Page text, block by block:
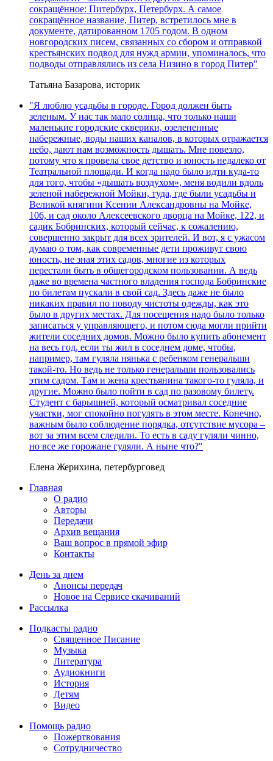
сокращённое: Питербурх, Петербурх. А самое
сокращённое название, Питер, встретилось мне в
документе, датированном 1705 годом. В одном
новгородских писем, связанных со сбором и отправкой
крестьянских подвод для нужд армии, упоминалось, что
подводы отправлялись из села Низино в город Питер"
Татьяна Базарова, историк
"Я люблю усадьбы в городе. Город должен быть
зеленым. У нас так мало солнца, что только наши
маленькие городские скверики, озелененные
набережные, воды наших каналов, в которых отражается
небо, дают нам возможность дышать. Мне повезло,
потому что я провела свое детство и юность недалеко от
Театральной площади. И когда надо было идти куда-то
для того, чтобы «дышать воздухом», меня водили вдоль
зеленой набережной Мойки, туда, где были усадьбы и
Великой княгини Ксении Александровны на Мойке,
106, и сад около Алексеевского дворца на Мойке, 122, и
садик Бобринских, который сейчас, к сожалению,
совершенно закрыт для всех зрителей. И вот, я с ужасом
думаю о том, как современные дети проживут свою
юность, не зная этих садов, многие из которых
перестали быть в общегородском пользовании. А ведь
даже во времена частного владения господа Бобринские
по билетам пускали в свой сад. Здесь даже не было
никаких правил по поводу чистоты одежды, как это
было в других местах. Для посещения надо было только
записаться у управляющего, и потом сюда могли прийти
жители соседних домов. Можно было купить абонемент
на весь год, если ты жил в соседнем доме, чтобы,
например, там гуляла нянька с ребенком генеральши
такой-то. Но ведь не только генеральши пользовались
этим садом. Там и жена крестьянина такого-то гуляла, и
другие. Можно было пойти в сад по разовому билету.
Студент с барышней, который осматривал соседние
участки, мог спокойно погулять в этом месте. Конечно,
важным было соблюдение порядка, отсутствие мусора –
вот за этим всем следили. То есть в саду гуляли чинно,
но все же горожане гуляли. А ныне что?"
Елена Жерихина, петербурговед
Главная
О радио
Авторы
Передачи
Архив вещания
Ваш вопрос в прямой эфир
Контакты
День за днем
Анонсы передач
Новое на Сервисе скачиваний
Рассылка
Подкасты радио
Священное Писание
Музыка
Литература
Аудиокниги
История
Детям
Видео
Помощь радио
Пожертвования
Сотрудничество